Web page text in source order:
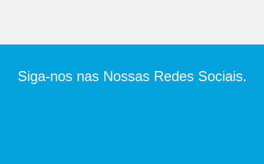
Siga-nos nas Nossas Redes Sociais.